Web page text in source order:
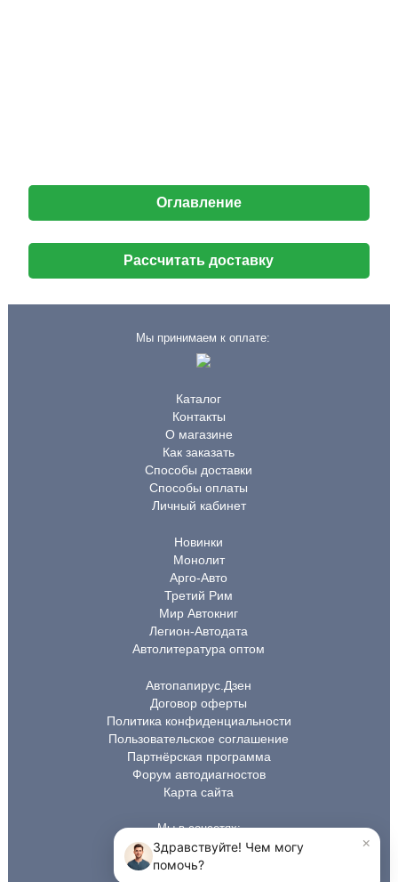
Оглавление
Рассчитать доставку
Мы принимаем к оплате:
Каталог
Контакты
О магазине
Как заказать
Способы доставки
Способы оплаты
Личный кабинет
Новинки
Монолит
Арго-Авто
Третий Рим
Мир Автокниг
Легион-Автодата
Автолитература оптом
Автопапирус.Дзен
Договор оферты
Политика конфиденциальности
Пользовательское соглашение
Партнёрская программа
Форум автодиагностов
Карта сайта
Мы в соцсетях: